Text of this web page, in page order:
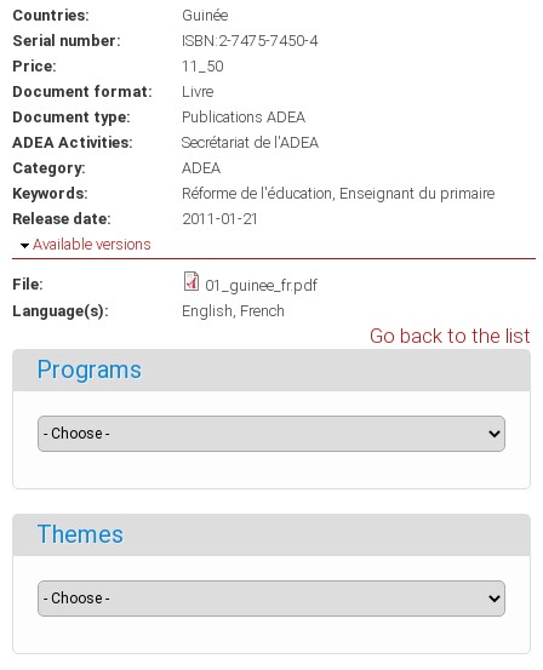
Countries:
Guinée
Serial number:
ISBN:2-7475-7450-4
Price:
11_50
Document format:
Livre
Document type:
Publications ADEA
ADEA Activities:
Secrétariat de l'ADEA
Category:
ADEA
Keywords:
Réforme de l'éducation Enseignant du primaire
Release date:
2011-01-21
Hide
Available versions
File:
01_guinee_fr.pdf
Language(s):
English French
Go back to the list
Programs
Themes